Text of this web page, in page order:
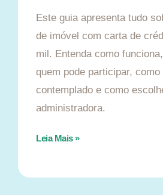
Este guia apresenta tudo
de imóvel com carta de
mil. Entenda como
quem pode participar, como
contemplado e como
administradora.
Leia Mais »